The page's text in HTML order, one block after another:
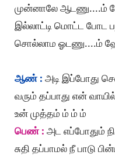
முன்னாலே
இல்லாட்டி மொட்ட போட
சொல்லாம ஓடணு....ம்
ஆண் : அடி இப்போது
வரும் தப்பாது என்
உன் முத்தம் ம் ம் ம்
பெண் : அட எப்போதும்
சுதி தப்பாமல் நீ பாடு